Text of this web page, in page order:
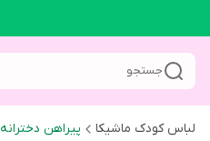
جستجو
لباس کودک ماشیکا پیراهن دخترانه